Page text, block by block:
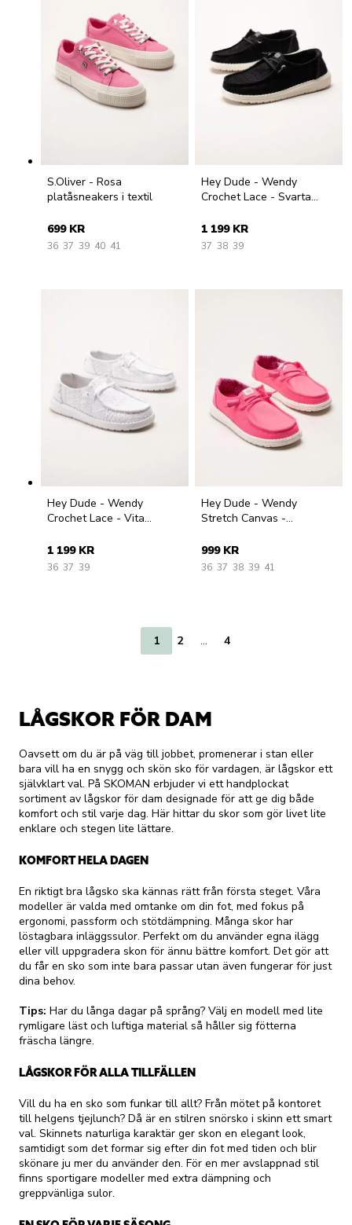
S.Oliver - Rosa
platåsneakers i textil
699 KR
36 37 39 40 41
Hey Dude - Wendy
Crochet Lace - Svarta
spetsdetaljer
1 199 KR
37 38 39
Hey Dude - Wendy
Crochet Lace - Vita
spetsdetaljer
1 199 KR
36 37 39
Hey Dude - Wendy
Stretch Canvas -
999 KR
36 37 38 39 41
1 2 … 4
LÅGSKOR FÖR DAM
Oavsett om du är på väg till jobbet, promenerar i stan eller
bara vill ha en snygg och skön sko för vardagen, är lågskor ett
självklart val. På SKOMAN erbjuder vi ett handplockat
sortiment av lågskor för dam designade för att ge dig både
komfort och stil varje dag. Här hittar du skor som gör livet lite
enklare och stegen lite lättare.
KOMFORT HELA DAGEN
En riktigt bra lågsko ska kännas rätt från första steget. Våra
modeller är valda med omtanke om din fot, med fokus på
ergonomi, passform och stötdämpning. Många skor har
löstagbara inläggssulor. Perfekt om du använder egna ilägg
eller vill uppgradera skon för ännu bättre komfort. Det gör att
du får en sko som inte bara passar utan även fungerar för just
dina behov.
Tips: Har du långa dagar på språng? Välj en modell med lite
rymligare läst och luftiga material så håller sig fötterna
fräscha längre.
LÅGSKOR FÖR ALLA TILLFÄLLEN
Vill du ha en sko som funkar till allt? Från mötet på kontoret
till helgens tjejlunch? Då är en stilren snörsko i skinn ett smart
val. Skinnets naturliga karaktär ger skon en elegant look,
samtidigt som det formar sig efter din fot med tiden och blir
skönare ju mer du använder den. För en mer avslappnad stil
finns sportigare modeller med extra dämpning och
greppvänliga sulor.